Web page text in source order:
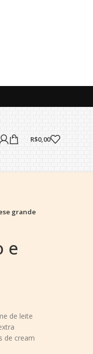
R$0,00
grande
e
de leite
de cream